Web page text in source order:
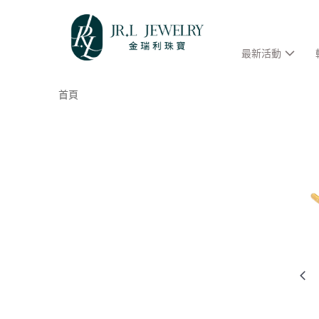
最新活動
首頁